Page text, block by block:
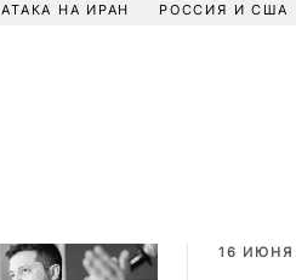
АТАКА НА ИРАН РОССИЯ И США
16 ИЮНЯ